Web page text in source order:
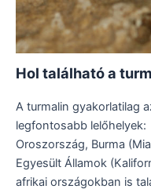
Hol található a
A turmalin gyakorlatilag
legfontosabb
Oroszország, Burma
Egyesült Államok
afrikai országokban is